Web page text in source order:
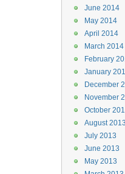
June 2014
May 2014
April 2014
March 2014
February
January
December
November
October
August 2013
July 2013
June 2013
May 2013